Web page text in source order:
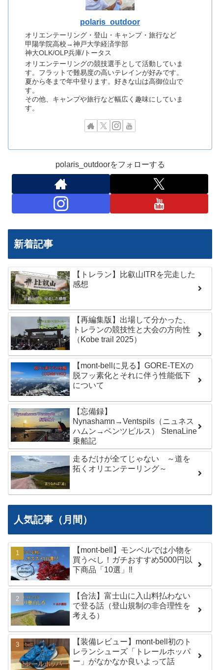
polaris_outdoor
オリエンテーリング・登山・キャンプ・旅行など
甲陽学院高校→神戸大学経済学部
神大OLK/OLP兵庫/トータス
オリエンテーリングの競技選手として活動していま
す。フラットで難易度の高いテレインが好みです。
夏から冬まで年中登ります。好きな山は高御位山で
す。
その他、キャンプや旅行など幅広く趣味にしていま
す。
polaris_outdoorをフォローする
新着記事
【トレラン】比叡山ITRを完走した
感想
【再編集版】出場して分かった、
トレランの競技性と大会の方向性
（Kobe trail 2025）
【mont-bellに見る】GORE-TEXの
脱フッ素化とそれに伴う性能低下
について
【忘備録】
Nynashamn→Ventspils（ニュネス
ハムン→ベンツピルス） StenaLine
乗船記
走るだけが全てじゃない ～道を
拓くオリエンテーリング～
人気記事（月間）
【mont-bell】モンベルでは小物を
買うべし！ガチおすすめ5000円以
下商品「10選」‼︎
【合法】富士山に入山料払わない
で登る話（登山規制の非合理性を
考える）
【装備レビュー】mont-bell初のト
レランシューズ「トレールホッパ
ー」がなかなか良いよって話